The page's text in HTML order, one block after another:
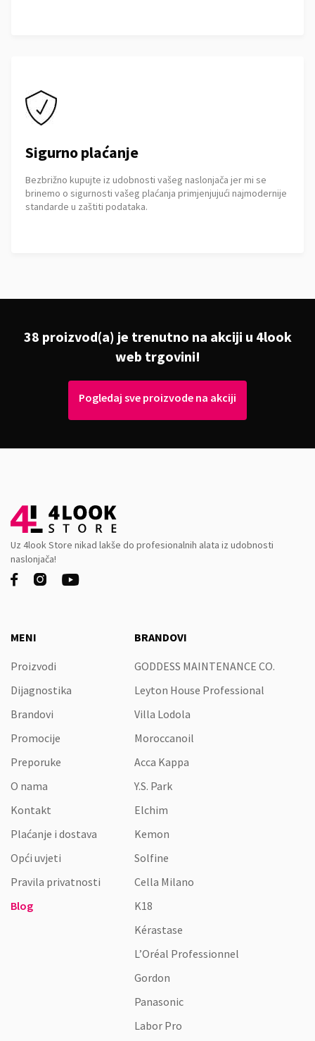
Sigurno plaćanje
Bezbrižno kupujte iz udobnosti vašeg naslonjača jer mi se
brinemo o sigurnosti vašeg plaćanja primjenjujući najmodernije
standarde u zaštiti podataka.
38 proizvod(a) je trenutno na akciji u 4look
web trgovini!
Pogledaj sve proizvode na akciji
Uz 4look Store nikad lakše do profesionalnih alata iz udobnosti
naslonjača!
  
MENI
Proizvodi
Dijagnostika
Brandovi
Promocije
Preporuke
O nama
Kontakt
Plaćanje i dostava
Opći uvjeti
Pravila privatnosti
Blog
BRANDOVI
GODDESS MAINTENANCE CO.
Leyton House Professional
Villa Lodola
Moroccanoil
Acca Kappa
Y.S. Park
Elchim
Kemon
Solfine
Cella Milano
K18
Kérastase
L’Oréal Professionnel
Gordon
Panasonic
Labor Pro